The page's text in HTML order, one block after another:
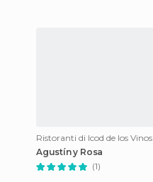
Ristoranti di Icod de los Vinos
Agustín y Rosa
(1)